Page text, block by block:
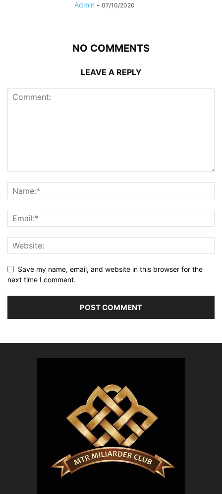
Admin - 07/10/2020
NO COMMENTS
LEAVE A REPLY
Save my name, email, and website in this browser for the
next time I comment.